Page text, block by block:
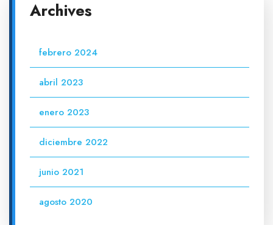
Archives
febrero 2024
abril 2023
enero 2023
diciembre 2022
junio 2021
agosto 2020